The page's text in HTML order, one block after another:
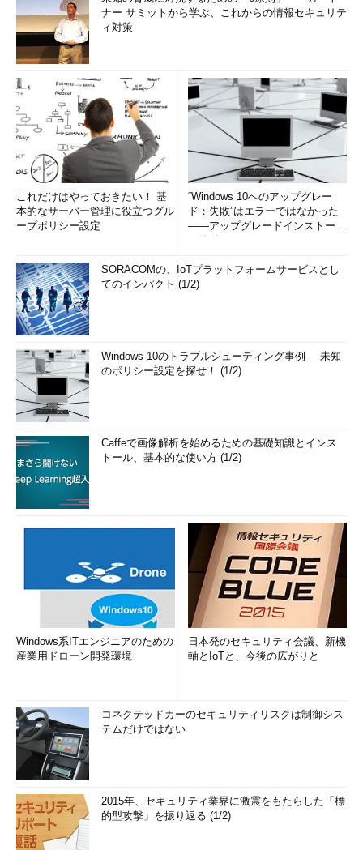
ナー サミットから学ぶ、これからの情報セキュリテ
ィ対策
これだけはやっておきたい！ 基
本的なサーバー管理に役立つグル
ープポリシー設定
“Windows 10へのアップグレー
ド：失敗”はエラーではなかった
――アップグレードインストール
SORACOMの、IoTプラットフォームサービスとし
てのインパクト (1/2)
Windows 10のトラブルシューティング事例──未知
のポリシー設定を探せ！ (1/2)
Caffeで画像解析を始めるための基礎知識とインス
トール、基本的な使い方 (1/2)
Windows系ITエンジニアのための
産業用ドローン開発環境
日本発のセキュリティ会議、新機
軸とIoTと、今後の広がりと
コネクテッドカーのセキュリティリスクは制御シス
テムだけではない
2015年、セキュリティ業界に激震をもたらした「標
的型攻撃」を振り返る (1/2)